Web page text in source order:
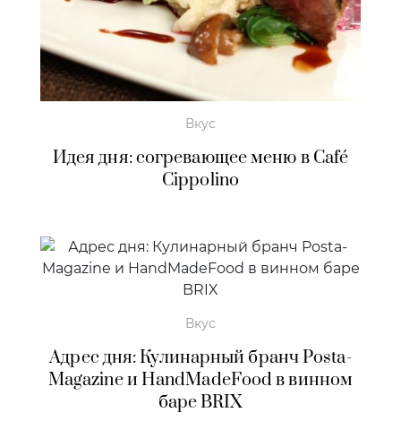
Вкус
Идея дня: согревающее меню в Café
Cippolino
Вкус
Адрес дня: Кулинарный бранч Posta-
Magazine и HandMadeFood в винном
баре BRIX